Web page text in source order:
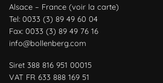
Alsace – France (voir la carte)
Tel: 0033 (3) 89 49 60 04
Fax: 0033 (3) 89 49 76 16
info@bollenberg.com
Siret 388 816 951 00015
VAT FR 633 888 169 51